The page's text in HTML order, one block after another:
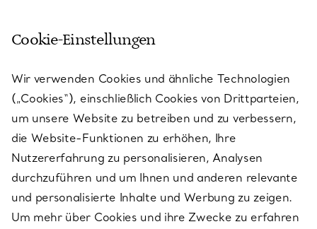
KUNDENSERVICE
SERVICES
ÜBER TIFFANY & CO.
RECHTLICHE HINWEISE
Cookie-Einstellungen
Wir verwenden Cookies und ähnliche Technologien
(„Cookies“), einschließlich Cookies von Drittparteien,
um unsere Website zu betreiben und zu verbessern,
die Website-Funktionen zu erhöhen, Ihre
Nutzererfahrung zu personalisieren, Analysen
durchzuführen und um Ihnen und anderen relevante
und personalisierte Inhalte und Werbung zu zeigen.
Um mehr über Cookies und ihre Zwecke zu erfahren